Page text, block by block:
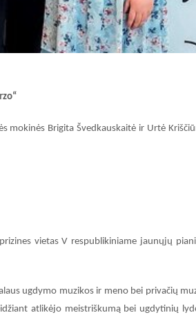
Brigita Švedkauskaitė ir Urtė
vietas V respublikiniame jaunųjų
ugdymo muzikos ir meno bei privačių
atlikėjo meistriškumą bei ugdytinių